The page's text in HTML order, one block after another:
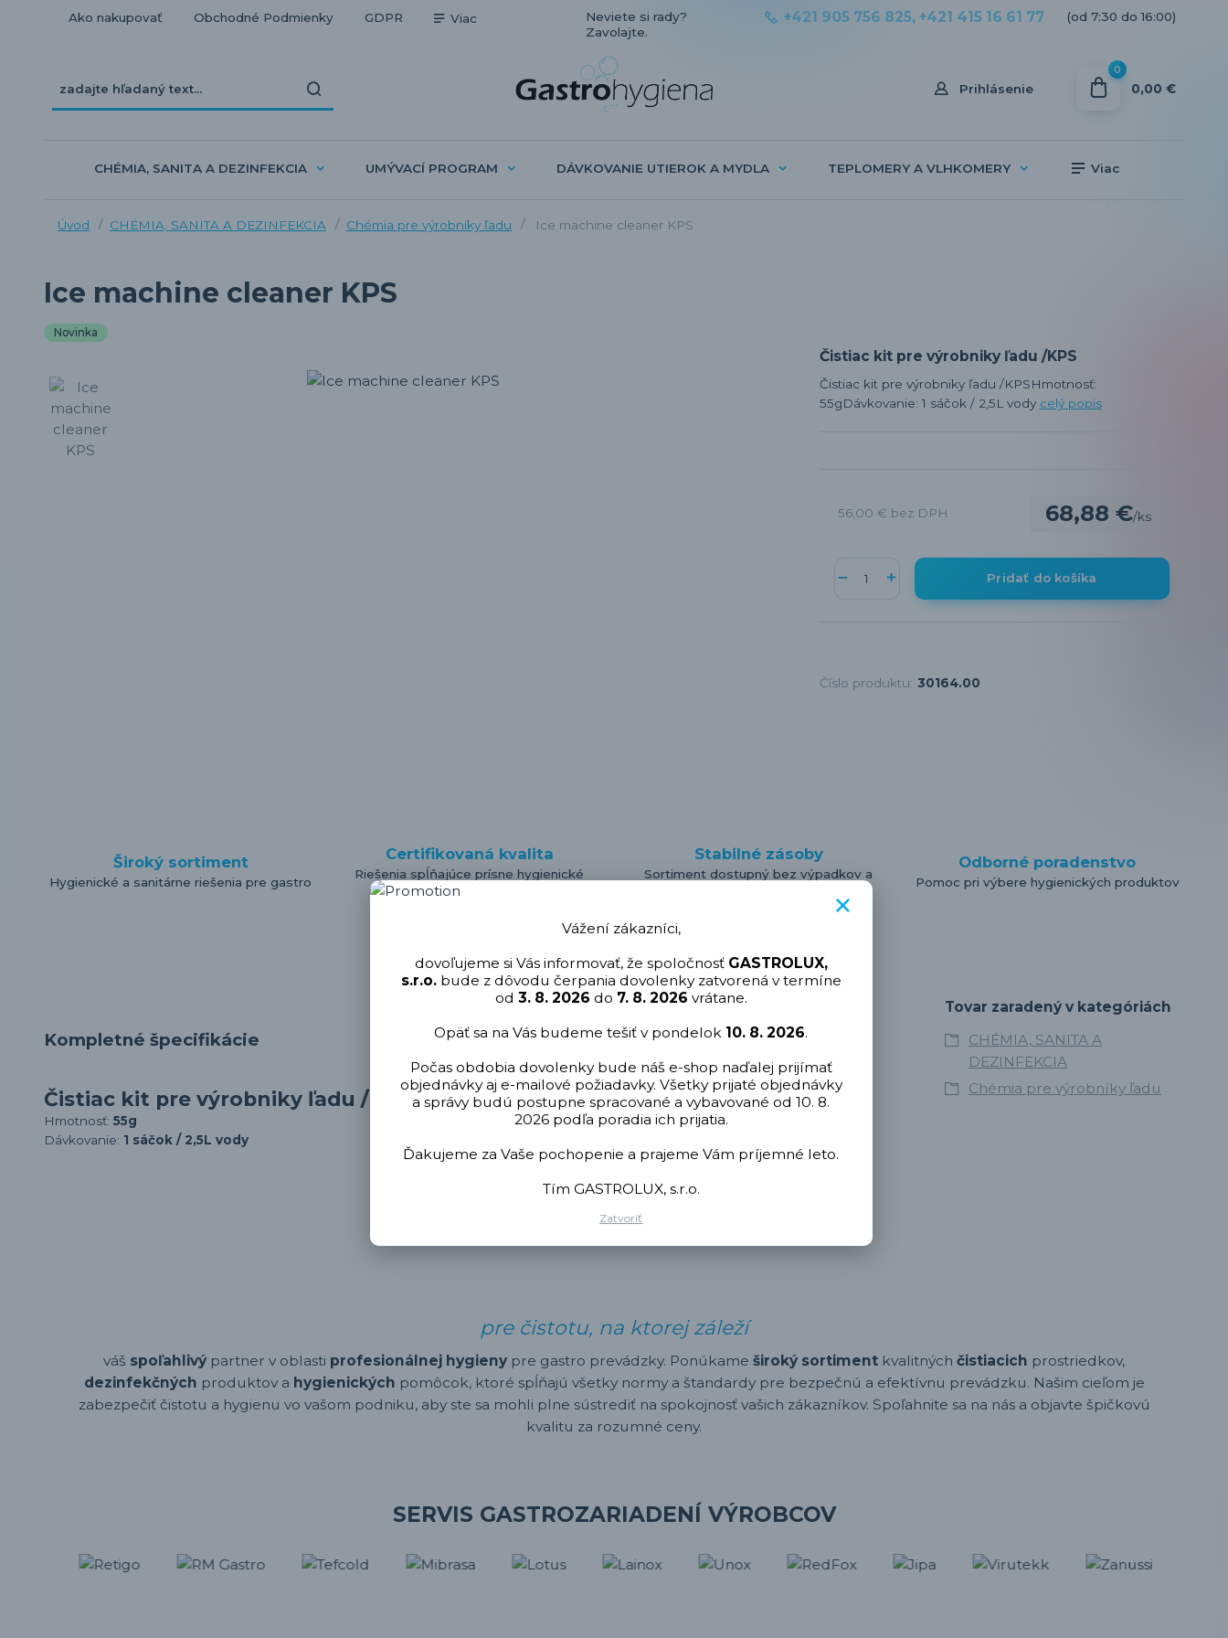
Ako nakupovať Obchodné Podmienky GDPR Viac
Prihlásenie
Neviete si rady?
Zavolajte.
+421 905 756 825, +421 415 16 61 77 (od 7:30 do 16:00)
0
0,00 €
CHÉMIA, SANITA A DEZINFEKCIA UMÝVACÍ PROGRAM DÁVKOVANIE UTIEROK A MYDLA TEPLOMERY A VLHKOMERY Viac
Úvod CHÉMIA, SANITA A DEZINFEKCIA Chémia pre výrobníky ľadu Ice machine cleaner KPS
Ice machine cleaner KPS
Novinka
Čistiac kit pre výrobniky ľadu /KPS
Čistiac kit pre výrobniky ľadu /KPSHmotnosť:
55gDávkovanie: 1 sáčok / 2,5L vody celý popis
68,88 €/ks
56,00 € bez DPH
Pridať do košíka
Číslo produktu: 30164.00
Široký sortiment
Hygienické a sanitárne riešenia pre gastro
Certifikovaná kvalita
Riešenia spĺňajúce prísne hygienické
štandardy
Stabilné zásoby
Sortiment dostupný bez výpadkov a
Odborné poradenstvo
Pomoc pri výbere hygienických produktov
Kompletné špecifikácie
Čistiac kit pre výrobniky ľadu /KPS
Hmotnosť: 55g
Dávkovanie: 1 sáčok / 2,5L vody
Tovar zaradený v kategóriách
CHÉMIA, SANITA A
DEZINFEKCIA
Chémia pre výrobníky ľadu
pre čistotu, na ktorej záleží
váš spoľahlivý partner v oblasti profesionálnej hygieny pre gastro prevádzky. Ponúkame široký sortiment kvalitných čistiacich prostriedkov,
dezinfekčných produktov a hygienických pomôcok, ktoré spĺňajú všetky normy a štandardy pre bezpečnú a efektívnu prevádzku. Našim cieľom je
zabezpečiť čistotu a hygienu vo vašom podniku, aby ste sa mohli plne sústrediť na spokojnosť vašich zákazníkov. Spoľahnite sa na nás a objavte špičkovú
kvalitu za rozumné ceny.
SERVIS GASTROZARIADENÍ VÝROBCOV
Vážení zákazníci,
dovoľujeme si Vás informovať, že spoločnosť GASTROLUX,
s.r.o.bude z dôvodu čerpania dovolenky zatvorená v termíne
od 3. 8. 2026 do 7. 8. 2026 vrátane.
Opäť sa na Vás budeme tešiť v pondelok 10. 8. 2026.
Počas obdobia dovolenky bude náš e-shop naďalej prijímať
objednávky aj e-mailové požiadavky. Všetky prijaté objednávky
a správy budú postupne spracované a vybavované od 10. 8.
2026 podľa poradia ich prijatia.
Ďakujeme za Vaše pochopenie a prajeme Vám príjemné leto.
Tím GASTROLUX, s.r.o.
Zatvoriť